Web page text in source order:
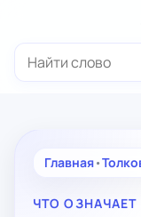
содержимому
Поиск:
Главная•
ЧТО ОЗНАЧАЕТ